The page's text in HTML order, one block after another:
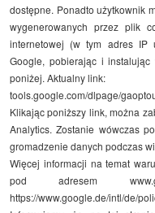
dostępne. Ponadto użytkownik
wygenerowanych przez plik
internetowej (w tym adres IP
Google, pobierając i
poniżej. Aktualny link:
tools.google.com/dlpage/
Klikając poniższy link, można
Analytics. Zostanie wówczas
gromadzenie danych podczas
Więcej informacji na temat
pod adresem
https://www.google.de/intl/de/